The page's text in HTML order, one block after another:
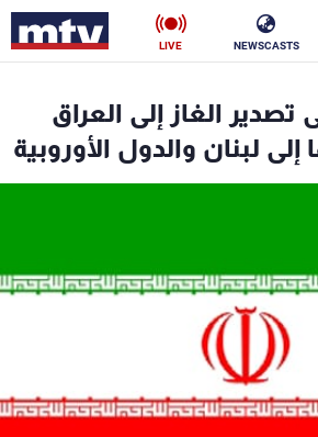
NEWSCASTS
LIVE
تصدير الغاز إلى العراق
لبنان والدول الأوروبية
رياضة